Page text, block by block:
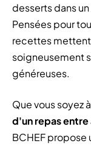
desserts dans un
Pensées pour
recettes
soigneusement
généreuses.
Que vous soyez
d'un repas entre
BCHEF propose